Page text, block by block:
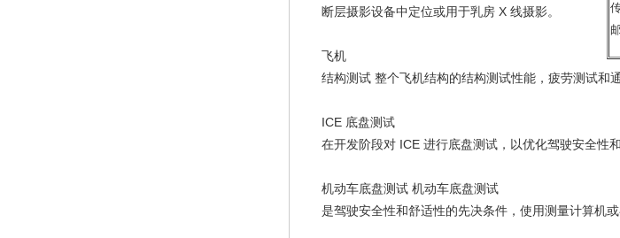
断层摄影设备中定位或用于乳房 X 线摄影。
飞机
结构测试 整个飞机结构的结构测试性能，疲劳测试和
ICE 底盘测试
在开发阶段对 ICE 进行底盘测试，以优化驾驶安全性
机动车底盘测试 机动车底盘测试
是驾驶安全性和舒适性的先决条件，使用测量计算机